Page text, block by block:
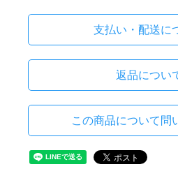
支払い・配送に
返品につい
この商品について問